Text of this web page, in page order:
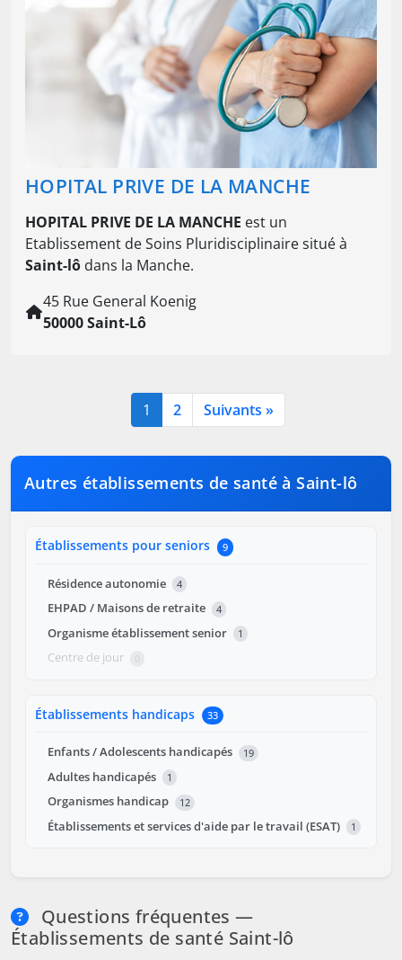
HOPITAL PRIVE DE LA MANCHE
HOPITAL PRIVE DE LA MANCHE est un
Etablissement de Soins Pluridisciplinaire situé à
Saint-lô dans la Manche.
45 Rue General Koenig
50000 Saint-Lô
1 2 Suivants »
Autres établissements de santé à Saint-lô
Établissements pour seniors 9
Résidence autonomie 4
EHPAD / Maisons de retraite 4
Organisme établissement senior 1
Centre de jour 0
Établissements handicaps 33
Enfants / Adolescents handicapés 19
Adultes handicapés 1
Organismes handicap 12
Établissements et services d'aide par le travail (ESAT) 1
Questions fréquentes —
Établissements de santé Saint-lô